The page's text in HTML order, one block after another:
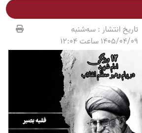
تاریخ انتشار :سه‌شنبه
1405/04/09 ساعت 12:04